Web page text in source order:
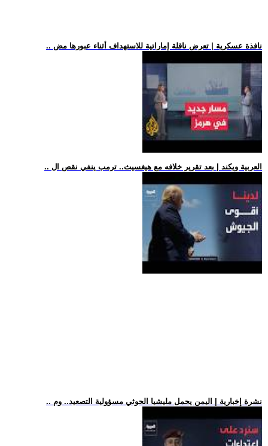
.. نافذة عسكرية | تعرض ناقلة إماراتية للاستهداف أثناء عبورها مض
.. العربية ويكند | بعد تقرير خلافه مع هيغسيث.. ترمب ينفي نقص ال
.. نشرة إخبارية | اليمن يحمل مليشيا الحوثي مسؤولية التصعيد.. وم